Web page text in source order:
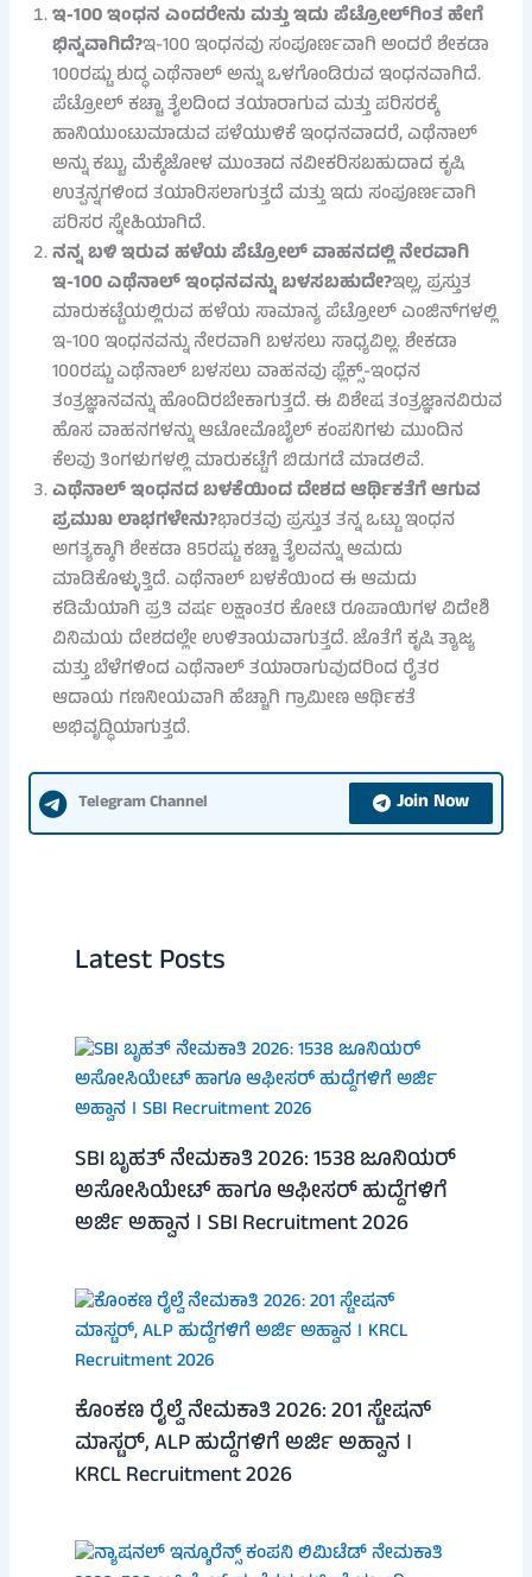
ಇ-100 ಇಂಧನ ಎಂದರೇನು ಮತ್ತು ಇದು ಪೆಟ್ರೋಲ್‌ಗಿಂತ ಹೇಗೆ
ಭಿನ್ನವಾಗಿದೆ?ಇ-100 ಇಂಧನವು ಸಂಪೂರ್ಣವಾಗಿ ಅಂದರೆ ಶೇಕಡಾ
100ರಷ್ಟು ಶುದ್ಧ ಎಥೆನಾಲ್ ಅನ್ನು ಒಳಗೊಂಡಿರುವ ಇಂಧನವಾಗಿದೆ.
ಪೆಟ್ರೋಲ್ ಕಚ್ಚಾ ತೈಲದಿಂದ ತಯಾರಾಗುವ ಮತ್ತು ಪರಿಸರಕ್ಕೆ
ಹಾನಿಯುಂಟುಮಾಡುವ ಪಳೆಯುಳಿಕೆ ಇಂಧನವಾದರೆ, ಎಥೆನಾಲ್
ಅನ್ನು ಕಬ್ಬು, ಮೆಕ್ಕೆಜೋಳ ಮುಂತಾದ ನವೀಕರಿಸಬಹುದಾದ ಕೃಷಿ
ಉತ್ಪನ್ನಗಳಿಂದ ತಯಾರಿಸಲಾಗುತ್ತದೆ ಮತ್ತು ಇದು ಸಂಪೂರ್ಣವಾಗಿ
ಪರಿಸರ ಸ್ನೇಹಿಯಾಗಿದೆ.
ನನ್ನ ಬಳಿ ಇರುವ ಹಳೆಯ ಪೆಟ್ರೋಲ್ ವಾಹನದಲ್ಲಿ ನೇರವಾಗಿ
ಇ-100 ಎಥೆನಾಲ್ ಇಂಧನವನ್ನು ಬಳಸಬಹುದೇ?ಇಲ್ಲ, ಪ್ರಸ್ತುತ
ಮಾರುಕಟ್ಟೆಯಲ್ಲಿರುವ ಹಳೆಯ ಸಾಮಾನ್ಯ ಪೆಟ್ರೋಲ್ ಎಂಜಿನ್‌ಗಳಲ್ಲಿ
ಇ-100 ಇಂಧನವನ್ನು ನೇರವಾಗಿ ಬಳಸಲು ಸಾಧ್ಯವಿಲ್ಲ. ಶೇಕಡಾ
100ರಷ್ಟು ಎಥೆನಾಲ್ ಬಳಸಲು ವಾಹನವು ಫ್ಲೆಕ್ಸ್-ಇಂಧನ
ತಂತ್ರಜ್ಞಾನವನ್ನು ಹೊಂದಿರಬೇಕಾಗುತ್ತದೆ. ಈ ವಿಶೇಷ ತಂತ್ರಜ್ಞಾನವಿರುವ
ಹೊಸ ವಾಹನಗಳನ್ನು ಆಟೋಮೊಬೈಲ್ ಕಂಪನಿಗಳು ಮುಂದಿನ
ಕೆಲವು ತಿಂಗಳುಗಳಲ್ಲಿ ಮಾರುಕಟ್ಟೆಗೆ ಬಿಡುಗಡೆ ಮಾಡಲಿವೆ.
ಎಥೆನಾಲ್ ಇಂಧನದ ಬಳಕೆಯಿಂದ ದೇಶದ ಆರ್ಥಿಕತೆಗೆ ಆಗುವ
ಪ್ರಮುಖ ಲಾಭಗಳೇನು?ಭಾರತವು ಪ್ರಸ್ತುತ ತನ್ನ ಒಟ್ಟು ಇಂಧನ
ಅಗತ್ಯಕ್ಕಾಗಿ ಶೇಕಡಾ 85ರಷ್ಟು ಕಚ್ಚಾ ತೈಲವನ್ನು ಆಮದು
ಮಾಡಿಕೊಳ್ಳುತ್ತಿದೆ. ಎಥೆನಾಲ್ ಬಳಕೆಯಿಂದ ಈ ಆಮದು
ಕಡಿಮೆಯಾಗಿ ಪ್ರತಿ ವರ್ಷ ಲಕ್ಷಾಂತರ ಕೋಟಿ ರೂಪಾಯಿಗಳ ವಿದೇಶಿ
ವಿನಿಮಯ ದೇಶದಲ್ಲೇ ಉಳಿತಾಯವಾಗುತ್ತದೆ. ಜೊತೆಗೆ ಕೃಷಿ ತ್ಯಾಜ್ಯ
ಮತ್ತು ಬೆಳೆಗಳಿಂದ ಎಥೆನಾಲ್ ತಯಾರಾಗುವುದರಿಂದ ರೈತರ
ಆದಾಯ ಗಣನೀಯವಾಗಿ ಹೆಚ್ಚಾಗಿ ಗ್ರಾಮೀಣ ಆರ್ಥಿಕತೆ
ಅಭಿವೃದ್ಧಿಯಾಗುತ್ತದೆ.
Telegram Channel Join Now
Latest Posts
SBI ಬೃಹತ್ ನೇಮಕಾತಿ 2026: 1538 ಜೂನಿಯರ್
ಅಸೋಸಿಯೇಟ್ ಹಾಗೂ ಆಫೀಸರ್ ಹುದ್ದೆಗಳಿಗೆ
ಅರ್ಜಿ ಅಹ್ವಾನ । SBI Recruitment 2026
ಕೊಂಕಣ ರೈಲ್ವೆ ನೇಮಕಾತಿ 2026: 201 ಸ್ಟೇಷನ್
ಮಾಸ್ಟರ್, ALP ಹುದ್ದೆಗಳಿಗೆ ಅರ್ಜಿ ಅಹ್ವಾನ ।
KRCL Recruitment 2026